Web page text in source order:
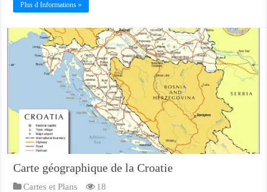
Plus d Informations »
Carte géographique de la Croatie
Cartes et Plans 18